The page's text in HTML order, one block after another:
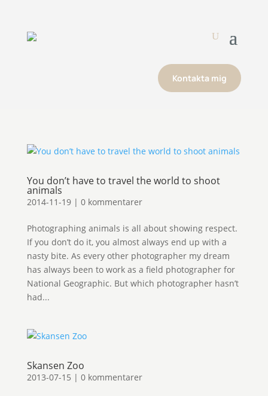
Kontakta mig
You don’t have to travel the world to shoot
animals
2014-11-19| 0 kommentarer
Photographing animals is all about showing respect.
If you don’t do it, you almost always end up with a
nasty bite. As every other photographer my dream
has always been to work as a field photographer for
National Geographic. But which photographer hasn’t
had...
Skansen Zoo
2013-07-15 | 0 kommentarer